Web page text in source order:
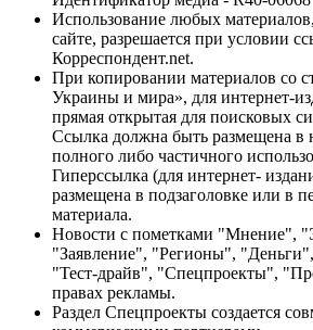
Использование любых
сайте, разрешается при условии
Корреспондент.net.
При копировании материалов со
Украины и мира», для интернет-
прямая открытая для поисковых
Ссылка должна быть размещена в
полного либо частичного
Гиперссылка (для интернет-
размещена в подзаголовке или в
материала.
Новости с пометками "Мнение",
"Заявление", "Регионы",
"Тест-драйв", "Спецпроекты",
правах рекламы.
Раздел Спецпроекты создается